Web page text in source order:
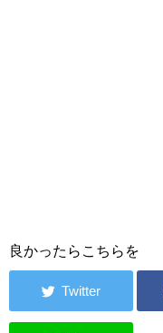
良かったらこちらを